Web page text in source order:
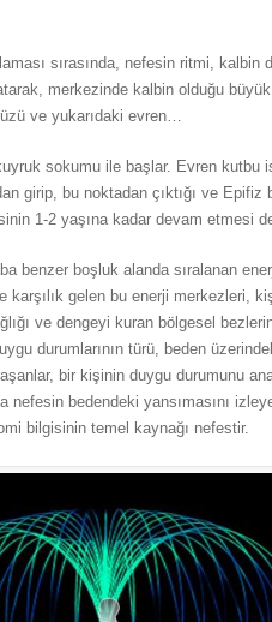
sırasında, nefesin ritmi, kalbin
merkezinde kalbin olduğu
ve yukarıdaki evren…
sokumu ile başlar. Evren kutbu
girip, bu noktadan çıktığı ve
1-2 yaşına kadar devam etmesi
benzer boşluk alanda sıralanan
karşılık gelen bu enerji merkezleri,
ve dengeyi kuran bölgesel
durumlarının türü, beden
bir kişinin duygu durumunu
nefesin bedendeki yansımasını
bilgisinin temel kaynağı nefestir.